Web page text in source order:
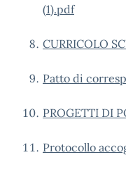
(1).pdf
CURRICOLO
Patto di
PROGETTI DI
Protocollo